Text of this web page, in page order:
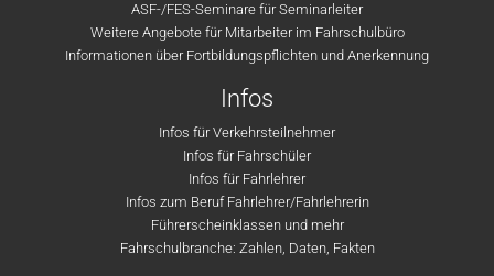
ASF-/FES-Seminare für Seminarleiter
Weitere Angebote für Mitarbeiter im Fahrschulbüro
Informationen über Fortbildungspflichten und Anerkennung
Infos
Infos für Verkehrsteilnehmer
Infos für Fahrschüler
Infos für Fahrlehrer
Infos zum Beruf Fahrlehrer/Fahrlehrerin
Führerscheinklassen und mehr
Fahrschulbranche: Zahlen, Daten, Fakten